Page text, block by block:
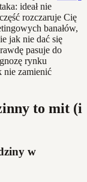
ideał nie
rozczaruje Cię
banałów,
jak nie dać się
pasuje do
rynku
nie zamienić
to mit (i
w